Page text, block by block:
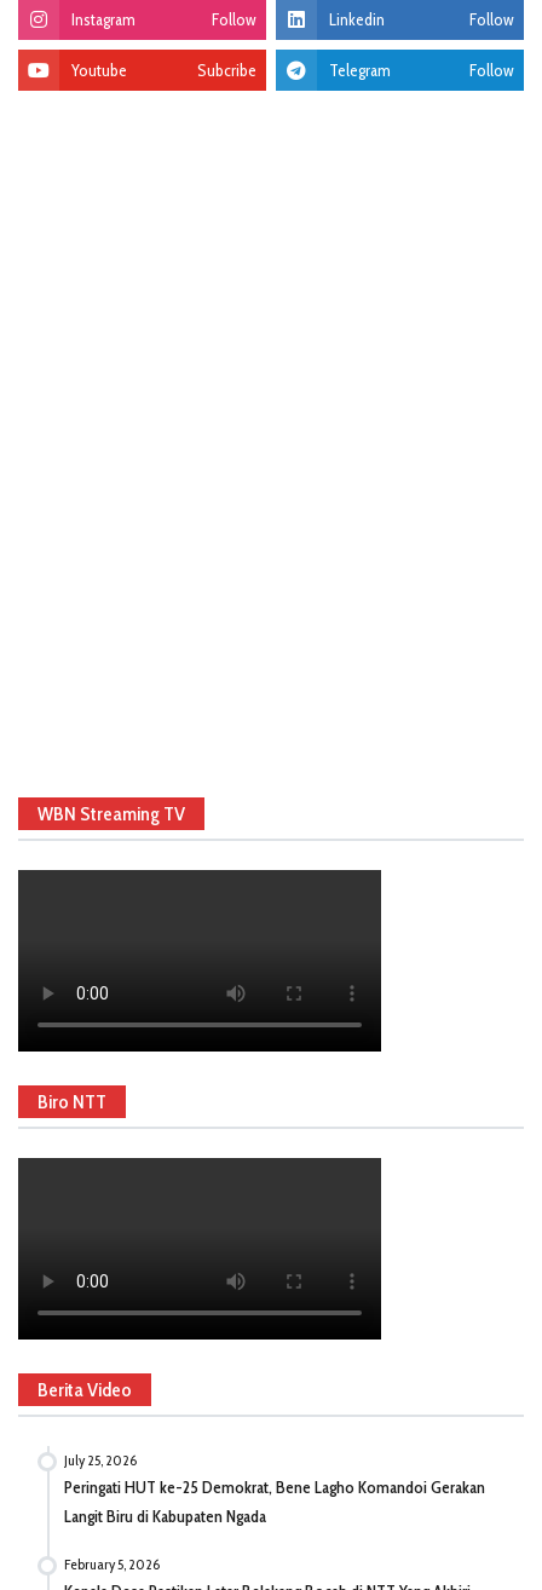
Instagram Follow Linkedin Follow
Youtube Subcribe Telegram Follow
WBN Streaming TV
Biro NTT
Berita Video
July 25, 2026
Peringati HUT ke-25 Demokrat, Bene Lagho Komandoi Gerakan
Langit Biru di Kabupaten Ngada
February 5, 2026